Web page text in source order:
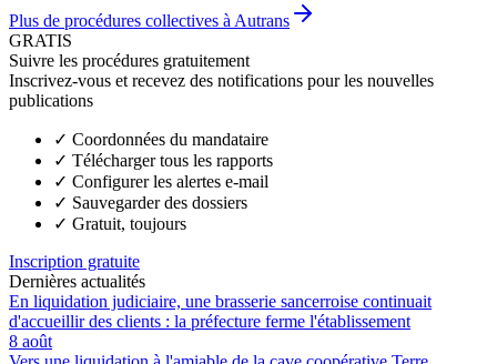
Plus de procédures collectives à Autrans
GRATIS
Suivre les procédures gratuitement
Inscrivez-vous et recevez des notifications pour les nouvelles
publications
✓ Coordonnées du mandataire
✓ Télécharger tous les rapports
✓ Configurer les alertes e-mail
✓ Sauvegarder des dossiers
✓ Gratuit, toujours
Inscription gratuite
Dernières actualités
En liquidation judiciaire, une brasserie sancerroise continuait
d'accueillir des clients : la préfecture ferme l'établissement
8 août